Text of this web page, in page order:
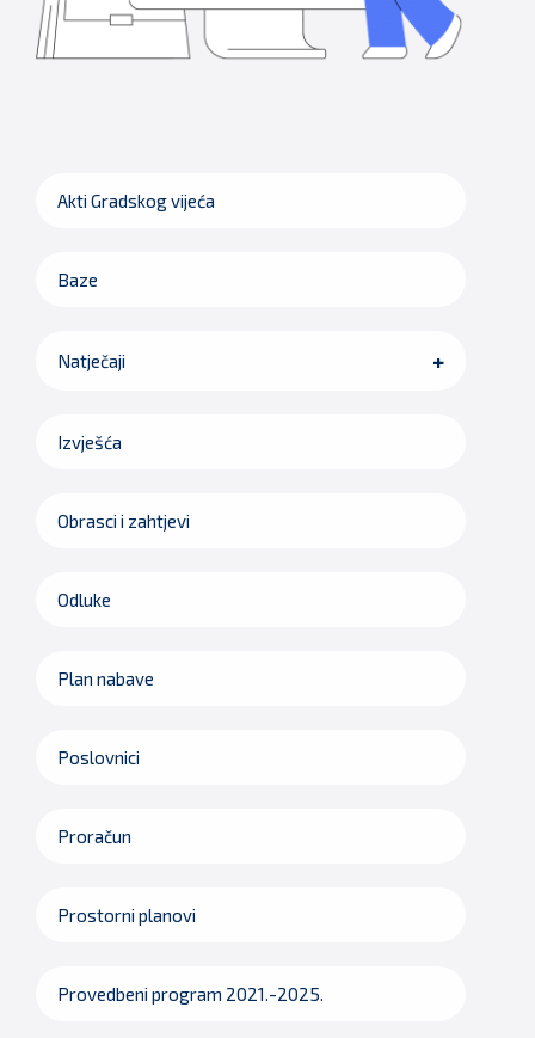
Akti Gradskog vijeća
Baze
Natječaji
Izvješća
Obrasci i zahtjevi
Odluke
Plan nabave
Poslovnici
Proračun
Prostorni planovi
Provedbeni program 2021.-2025.